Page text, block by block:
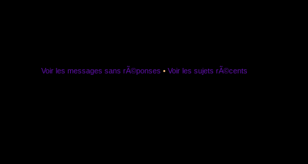
Voir les messages sans rÃ©ponses • Voir les sujets rÃ©cents